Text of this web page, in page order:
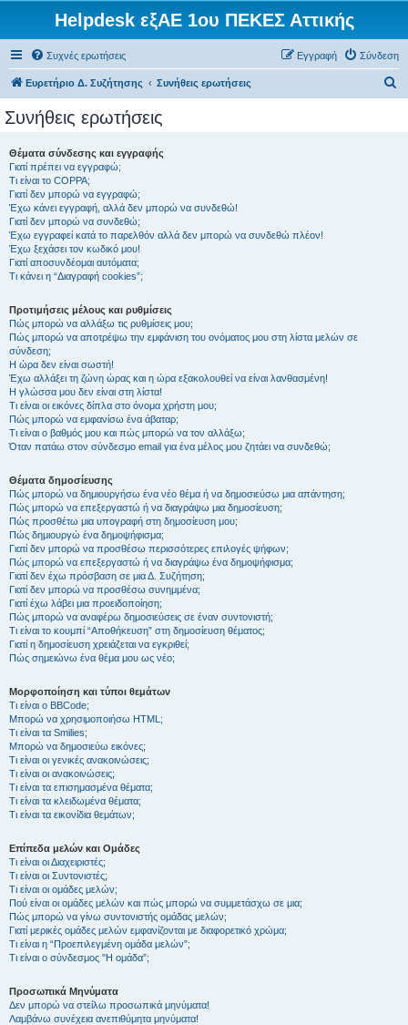
Helpdesk εξΑΕ 1ου ΠΕΚΕΣ Αττικής
Συχνές ερωτήσεις Σύνδεση
Εγγραφή
Ευρετήριο Δ. Συζήτησης Συνήθεις ερωτήσεις
Συνήθεις ερωτήσεις
Θέματα σύνδεσης και εγγραφής
Γιατί πρέπει να εγγραφώ;
Τι είναι το COPPA;
Γιατί δεν μπορώ να εγγραφώ;
Έχω κάνει εγγραφή, αλλά δεν μπορώ να συνδεθώ!
Γιατί δεν μπορώ να συνδεθώ;
Έχω εγγραφεί κατά το παρελθόν αλλά δεν μπορώ να συνδεθώ πλέον!
Έχω ξεχάσει τον κωδικό μου!
Γιατί αποσυνδέομαι αυτόματα;
Τι κάνει η “Διαγραφή cookies”;
Προτιμήσεις μέλους και ρυθμίσεις
Πώς μπορώ να αλλάξω τις ρυθμίσεις μου;
Πώς μπορώ να αποτρέψω την εμφάνιση του ονόματος μου στη λίστα μελών σε
σύνδεση;
Η ώρα δεν είναι σωστή!
Έχω αλλάξει τη ζώνη ώρας και η ώρα εξακολουθεί να είναι λανθασμένη!
Η γλώσσα μου δεν είναι στη λίστα!
Τι είναι οι εικόνες δίπλα στο όνομα χρήστη μου;
Πώς μπορώ να εμφανίσω ένα άβαταρ;
Τι είναι ο βαθμός μου και πώς μπορώ να τον αλλάξω;
Όταν πατάω στον σύνδεσμο email για ένα μέλος μου ζητάει να συνδεθώ;
Θέματα δημοσίευσης
Πώς μπορώ να δημιουργήσω ένα νέο θέμα ή να δημοσιεύσω μια απάντηση;
Πώς μπορώ να επεξεργαστώ ή να διαγράψω μια δημοσίευση;
Πώς προσθέτω μια υπογραφή στη δημοσίευση μου;
Πώς δημιουργώ ένα δημοψήφισμα;
Γιατί δεν μπορώ να προσθέσω περισσότερες επιλογές ψήφων;
Πώς μπορώ να επεξεργαστώ ή να διαγράψω ένα δημοψήφισμα;
Γιατί δεν έχω πρόσβαση σε μια Δ. Συζήτηση;
Γιατί δεν μπορώ να προσθέσω συνημμένα;
Γιατί έχω λάβει μια προειδοποίηση;
Πώς μπορώ να αναφέρω δημοσιεύσεις σε έναν συντονιστή;
Τι είναι το κουμπί “Αποθήκευση” στη δημοσίευση θέματος;
Γιατί η δημοσίευση χρειάζεται να εγκριθεί;
Πώς σημειώνω ένα θέμα μου ως νέο;
Μορφοποίηση και τύποι θεμάτων
Τι είναι ο BBCode;
Μπορώ να χρησιμοποιήσω HTML;
Τι είναι τα Smilies;
Μπορώ να δημοσιεύω εικόνες;
Τι είναι οι γενικές ανακοινώσεις;
Τι είναι οι ανακοινώσεις;
Τι είναι τα επισημασμένα θέματα;
Τι είναι τα κλειδωμένα θέματα;
Τι είναι τα εικονίδια θεμάτων;
Επίπεδα μελών και Ομάδες
Τι είναι οι Διαχειριστές;
Τι είναι οι Συντονιστές;
Τι είναι οι ομάδες μελών;
Πού είναι οι ομάδες μελών και πώς μπορώ να συμμετάσχω σε μια;
Πώς μπορώ να γίνω συντονιστής ομάδας μελών;
Γιατί μερικές ομάδες μελών εμφανίζονται με διαφορετικό χρώμα;
Τι είναι η “Προεπιλεγμένη ομάδα μελών”;
Τι είναι ο σύνδεσμος "Η ομάδα”;
Προσωπικά Μηνύματα
Δεν μπορώ να στείλω προσωπικά μηνύματα!
Λαμβάνω συνέχεια ανεπιθύμητα μηνύματα!